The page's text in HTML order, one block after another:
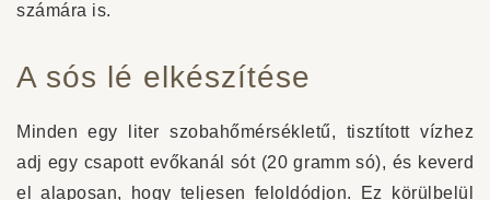
számára is.
A sós lé elkészítése
Minden egy liter szobahőmérsékletű, tisztított vízhez
adj egy csapott evőkanál sót (20 gramm só), és keverd
el alaposan, hogy teljesen feloldódjon. Ez körülbelül